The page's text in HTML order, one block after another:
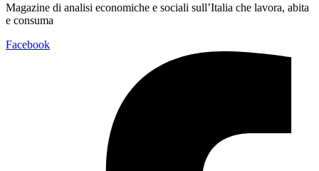
Magazine di analisi economiche e sociali sull’Italia che lavora, abita
e consuma
Facebook